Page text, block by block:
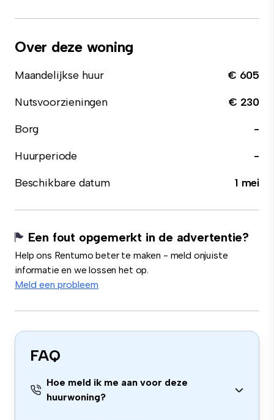
Over deze woning
Maandelijkse huur
€ 605
Nutsvoorzieningen
€ 230
Borg
-
Huurperiode
-
Beschikbare datum
1 mei
Een fout opgemerkt in de advertentie?
Help ons Rentumo beter te maken - meld onjuiste
informatie en we lossen het op.
Meld een probleem
FAQ
Hoe meld ik me aan voor deze
huurwoning?